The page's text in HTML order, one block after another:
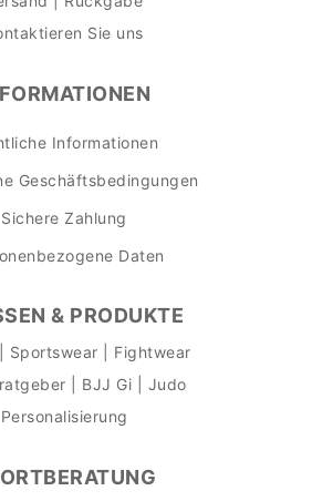
Sie uns
Informationen
Geschäftsbedingungen
Sichere Zahlung
Daten
& PRODUKTE
Sportswear | Fightwear
| BJJ Gi | Judo
Personalisierung